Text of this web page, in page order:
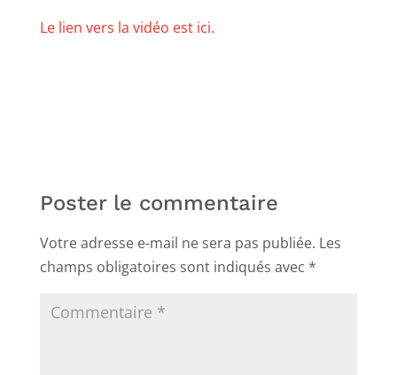
Le lien vers la vidéo est ici.
Poster le commentaire
Votre adresse e-mail ne sera pas publiée. Les
champs obligatoires sont indiqués avec *